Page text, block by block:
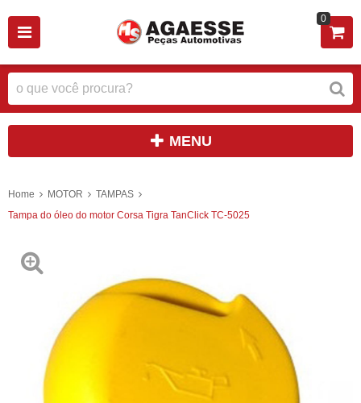
0
MENU
Home MOTOR
TAMPAS
Tampa do óleo do motor Corsa Tigra TanClick TC-5025